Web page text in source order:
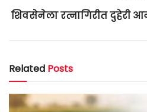
शिवसेनेला रत्नागिरीत दुहेरी
Related Posts